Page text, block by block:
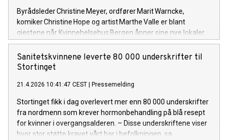
Byrådsleder Christine Meyer, ordfører Marit Warncke,
komiker Christine Hope og artist Marthe Valle er blant
gjestene når Kvinnehelsehus Bergen åpner sine nye lokaler.
Det blir også personlige hilsener fra brukere
av Kvinnehelsehuset.
Sanitetskvinnene leverte 80 000 underskrifter til
Stortinget
21.4.2026 10:41:47 CEST Pressemelding
Stortinget fikk i dag overlevert mer enn 80 000 underskrifter
fra nordmenn som krever hormonbehandling på blå resept
for kvinner i overgangsalderen. – Disse underskriftene viser
hvor stor støtte kravet vårt har i befolkningen, sa